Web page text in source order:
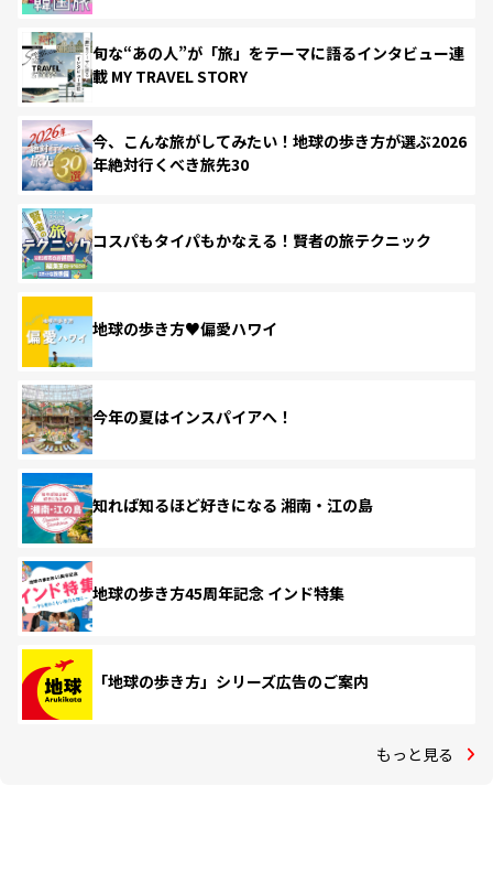
旬な“あの人”が「旅」をテーマに語るインタビュー連
載 MY TRAVEL STORY
今、こんな旅がしてみたい！地球の歩き方が選ぶ2026
年絶対行くべき旅先30
コスパもタイパもかなえる！賢者の旅テクニック
地球の歩き方♥偏愛ハワイ
今年の夏はインスパイアへ！
知れば知るほど好きになる 湘南・江の島
地球の歩き方45周年記念 インド特集
「地球の歩き方」シリーズ広告のご案内
もっと見る